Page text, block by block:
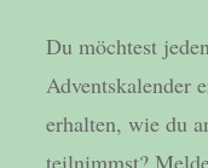
Du möchtest
Adventskalender
erhalten, wie du
teilnimmst?